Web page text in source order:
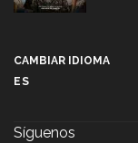
CAMBIAR IDIOMA
ES
Síguenos